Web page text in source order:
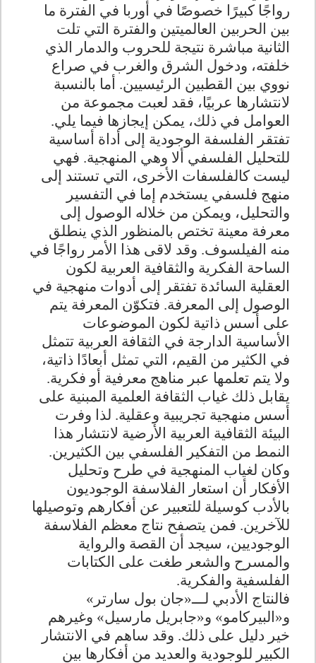
رواجًا كبيرًا خصوصًا في أوربا في الفترة ما
بين الحربين العالميتين والفترة التي تلت
الثانية مباشرة نتيجة للحروب والدمار الذي
خلفته، ودخول الشرق والغرب في صراع
نووي بين القطبين الرئيسيين. أما بالنسبة
لانتشارها عربيًا، فقد لعبت مجموعة من
العوامل في ذلك، يمكن إيجازها فيما يلي.
تفتقر الفلسفة الوجودية إلى أداة أساسية
للتحليل الفلسفي ألا وهي المنهجية. فهي
ليست كالفلسفات الأخرى، التي تستند إلى
منهج فلسفي يستخدم إما في التفسير
والتحليل، ويمكن من خلاله الوصول إلى
معرفة معينة تختص بالمنظور الذي ينطلق
منه الفيلسوف. وقد لاقى هذا الأمر رواجًا في
الساحة الفكرية والثقافية العربية لكون
العقلية السائدة تفتقر إلى أدوات منهجية في
الوصول إلى المعرفة. فتكوّن المعرفة يتم
على أسس ذاتية لكون الموضوعات
الأساسية الدارجة في الثقافة العربية تتمثل
في الكثير من القيم، التي تمثل أبعادًا ذاتية،
ولا يتم تعلمها عبر مناهج معرفية أو فكرية.
يقابل ذلك غياب الثقافة العلمية المبنية على
أسس منهجية تجريبية وعقلية. لذا وفرت
البيئة الثقافية العربية الأرضية لانتشار هذا
النمط من التفكير الفلسفي بين الكثيرين.
وكان لغياب المنهجية في طرح وتحليل
الأفكار أن استعار الفلاسفة الوجوديون
بالأدب كوسيلة للتعبير عن أفكارهم وتوصيلها
للآخرين. فمن يتصفح نتاج معظم الفلاسفة
الوجوديين، سيجد أن القصة والرواية
والمسرح والشعر طغت على الكتابات
الفلسفية والفكرية.
فالنتاج الأدبي لـــ«جان بول سارتر»
و«البيركامو» و«جابريل مارسيل» وغيرهم
خير دليل على ذلك. وقد ساهم في الانتشار
الكبير للوجودية والعديد من أفكارها بين